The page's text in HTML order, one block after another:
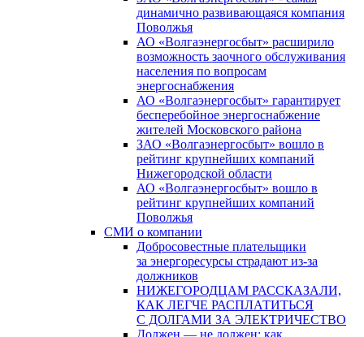
динамично развивающаяся компания
Поволжья
АО «Волгаэнергосбыт» расширило
возможность заочного обслуживания
населения по вопросам
энергоснабжения
АО «Волгаэнергосбыт» гарантирует
бесперебойное энергоснабжение
жителей Московского района
ЗАО «Волгаэнергосбыт» вошло в
рейтинг крупнейших компаний
Нижегородской области
АО «Волгаэнергосбыт» вошло в
рейтинг крупнейших компаний
Поволжья
СМИ о компании
Добросовестные плательщики
за энергоресурсы страдают из-за
должников
НИЖЕГОРОДЦАМ РАССКАЗАЛИ,
КАК ЛЕГЧЕ РАСПЛАТИТЬСЯ
С ДОЛГАМИ ЗА ЭЛЕКТРИЧЕСТВО